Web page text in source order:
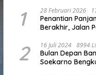
1 28 Februari 2026
Penantian
Berakhir, Jalan
2 16 Juli 2024 8994
Bulan Depan
Soekarno